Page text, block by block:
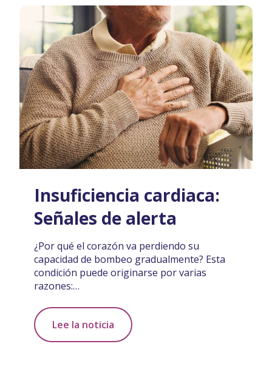
Insuficiencia cardiaca:
Señales de alerta
¿Por qué el corazón va perdiendo su
capacidad de bombeo gradualmente? Esta
condición puede originarse por varias
razones:…
Lee la noticia